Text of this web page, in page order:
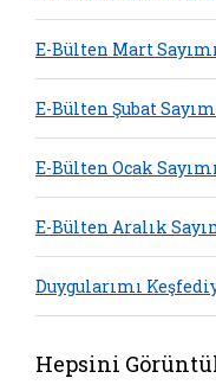
E-Bülten Mart
E-Bülten Şubat
E-Bülten Ocak
E-Bülten Aralık
Duygularımı
Hepsini